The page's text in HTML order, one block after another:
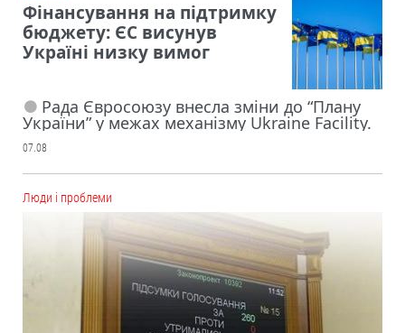
Фінансування на підтримку
бюджету: ЄС висунув
Україні низку вимог
Рада Євросоюзу внесла зміни до “Плану
України” у межах механізму Ukraine Facility.
07.08
Люди і проблеми